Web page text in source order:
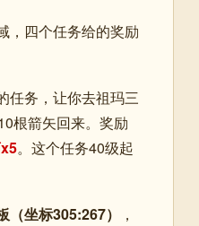
，四个任务给的奖励
任务，让你去祖玛三
根箭矢回来。奖励
。这个任务40级起
（坐标305:267）
，